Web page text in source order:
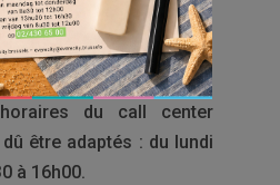
téléphonique)
du call center
être adaptés : du lundi
à 16h00.